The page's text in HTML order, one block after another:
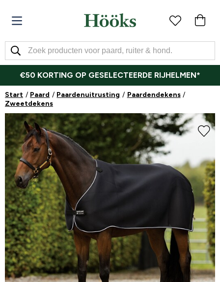
€50 KORTING OP GESELECTEERDE RIJHELMEN*
Start Paard Paardenuitrusting
Paardendekens
Zweetdekens